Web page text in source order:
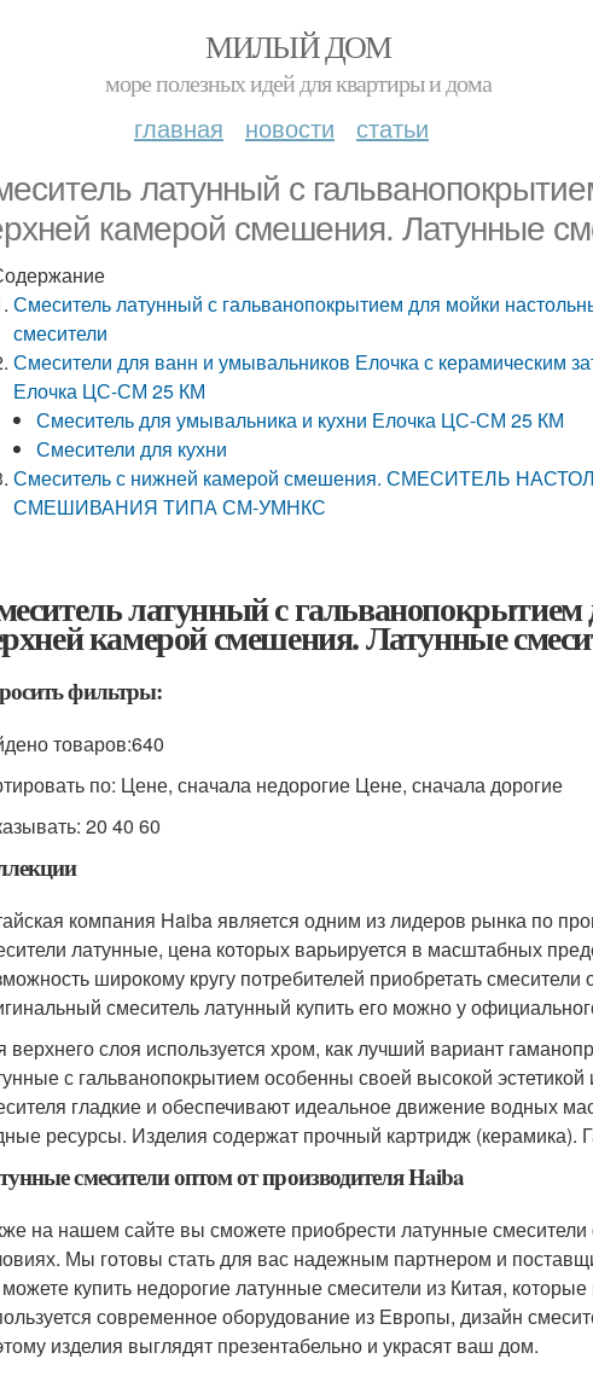
МИЛЫЙ ДОМ
море полезных идей для квартиры и дома
главная новости статьи
латунный с
камерой смешения. Латунные
Смеситель латунный с гальванопокрытием для мойки
смесители
Смесители для ванн и умывальников Елочка с керамическим
Елочка ЦС-СМ 25 КМ
Смеситель для умывальника и кухни Елочка ЦС-СМ 25 КМ
Смесители для кухни
Смеситель с нижней камерой смешения. СМЕСИТЕЛЬ
СМЕШИВАНИЯ ТИПА СМ-УМНКС
латунный с
камерой смешения. Латунные
фильтры:
товаров:640
по: Цене, сначала недорогие Цене, сначала дорогие
20 40 60
компания Haiba является одним из лидеров рынка по
латунные, цена которых варьируется в масштабных
широкому кругу потребителей приобретать
смеситель латунный купить его можно у
верхнего слоя используется хром, как лучший вариант
с гальванопокрытием особенны своей высокой эстетикой
гладкие и обеспечивают идеальное движение водных
ресурсы. Изделия содержат прочный картридж (керамика).
смесители оптом от производителя Haiba
на нашем сайте вы сможете приобрести латунные
Мы готовы стать для вас надежным партнером и
купить недорогие латунные смесители из Китая,
современное оборудование из Европы, дизайн
изделия выглядят презентабельно и украсят ваш дом.